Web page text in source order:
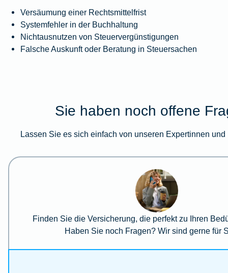
Versäumung einer Rechtsmittelfrist
Systemfehler in der Buchhaltung
Nichtausnutzen von Steuervergünstigungen
Falsche Auskunft oder Beratung in Steuersachen
Sie haben noch offene
Lassen Sie es sich einfach von unseren Expertinnen
Finden Sie die Versicherung, die perfekt zu Ihren
Haben Sie noch Fragen? Wir sind gerne für